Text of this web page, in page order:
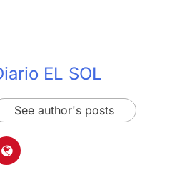
EL SOL
See author's posts